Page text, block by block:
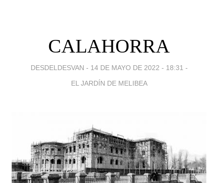
CALAHORRA
DESDELDESVAN - 14 DE MAYO DE 2022 - 18:31 -
EL JARDÍN DE MELIBEA